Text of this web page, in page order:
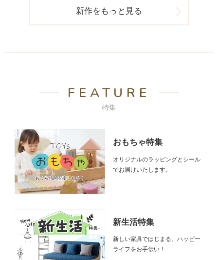
新作をもっと見る
FEATURE
特集
おもちゃ特集
オリジナルのラッピングとシール
でお届けいたします。
新生活特集
新しい家具ではじまる、ハッピー
ライフをお手伝い！